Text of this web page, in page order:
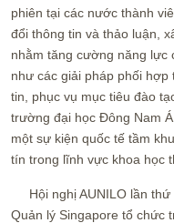
phiên tại các nước thành
đổi thông tin và thảo luận,
nhằm tăng cường năng lực
như các giải pháp phối hợp
tin, phục vụ mục tiêu đào
trường đại học Đông Nam
một sự kiện quốc tế tầm
tín trong lĩnh vực khoa học
Hội nghị AUNILO lần thứ
Quản lý Singapore tổ chức